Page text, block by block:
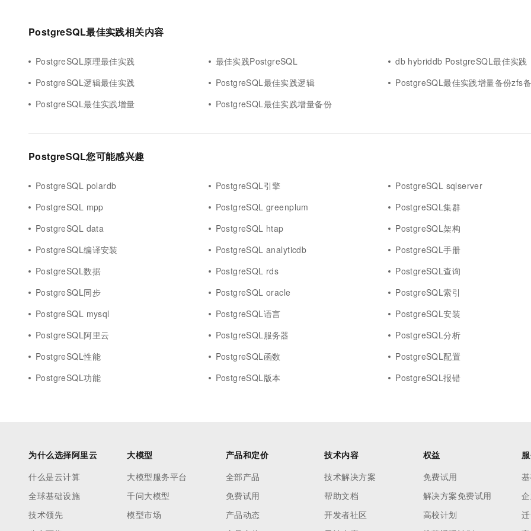
PostgreSQL最佳实践相关内容
PostgreSQL原理最佳实践 最佳实践PostgreSQL
db hybriddb PostgreSQL最佳实践
PostgreSQL逻辑最佳实践
PostgreSQL最佳实践逻辑
PostgreSQL最佳实践增量备份zfs
PostgreSQL最佳实践增量
PostgreSQL最佳实践增量备份
PostgreSQL您可能感兴趣
PostgreSQL polardb PostgreSQL引擎
PostgreSQL sqlserver
PostgreSQL mpp
PostgreSQL greenplum
PostgreSQL集群
PostgreSQL data
PostgreSQL htap
PostgreSQL架构
PostgreSQL编译安装
PostgreSQL analyticdb
PostgreSQL手册
PostgreSQL数据
PostgreSQL rds
PostgreSQL查询
PostgreSQL同步
PostgreSQL oracle
PostgreSQL索引
PostgreSQL mysql
PostgreSQL语言
PostgreSQL安装
PostgreSQL阿里云
PostgreSQL服务器
PostgreSQL分析
PostgreSQL性能
PostgreSQL函数
PostgreSQL配置
PostgreSQL功能
PostgreSQL版本 PostgreSQL报错
为什么选择阿里云
什么是云计算
全球基础设施
技术领先
大模型
大模型服务平台
千问大模型
模型市场
产品和定价
全部产品
免费试用
产品动态
技术内容
技术解决方案
帮助文档
开发者社区
权益
免费试用
解决方案免费试用
高校计划